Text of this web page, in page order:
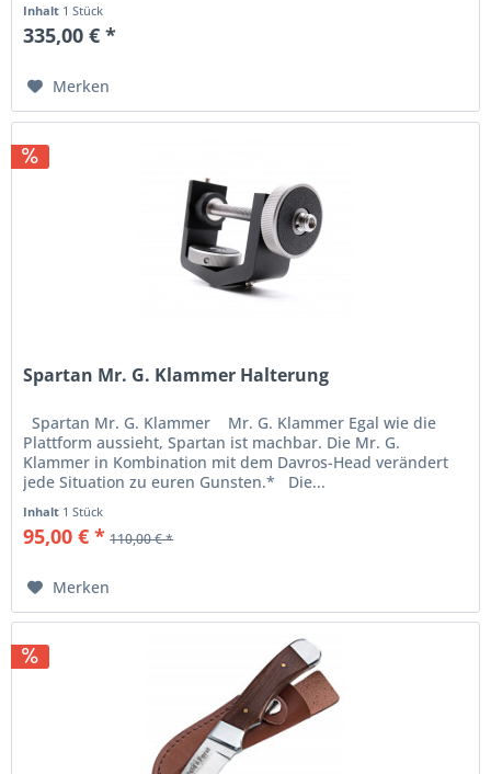
Inhalt 1 Stück
335,00 € *
Merken
Spartan Mr. G. Klammer Halterung
Spartan Mr. G. Klammer Mr. G. Klammer Egal wie die
Plattform aussieht, Spartan ist machbar. Die Mr. G.
Klammer in Kombination mit dem Davros-Head verändert
jede Situation zu euren Gunsten.* Die...
Inhalt 1 Stück
95,00 € * 110,00 € *
Merken